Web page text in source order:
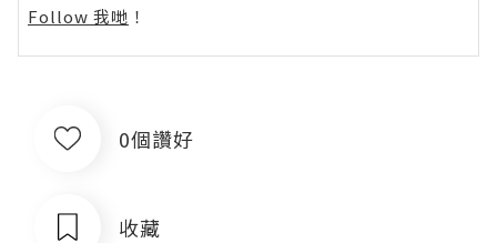
Follow 我哋 ！
0個讚好
收藏